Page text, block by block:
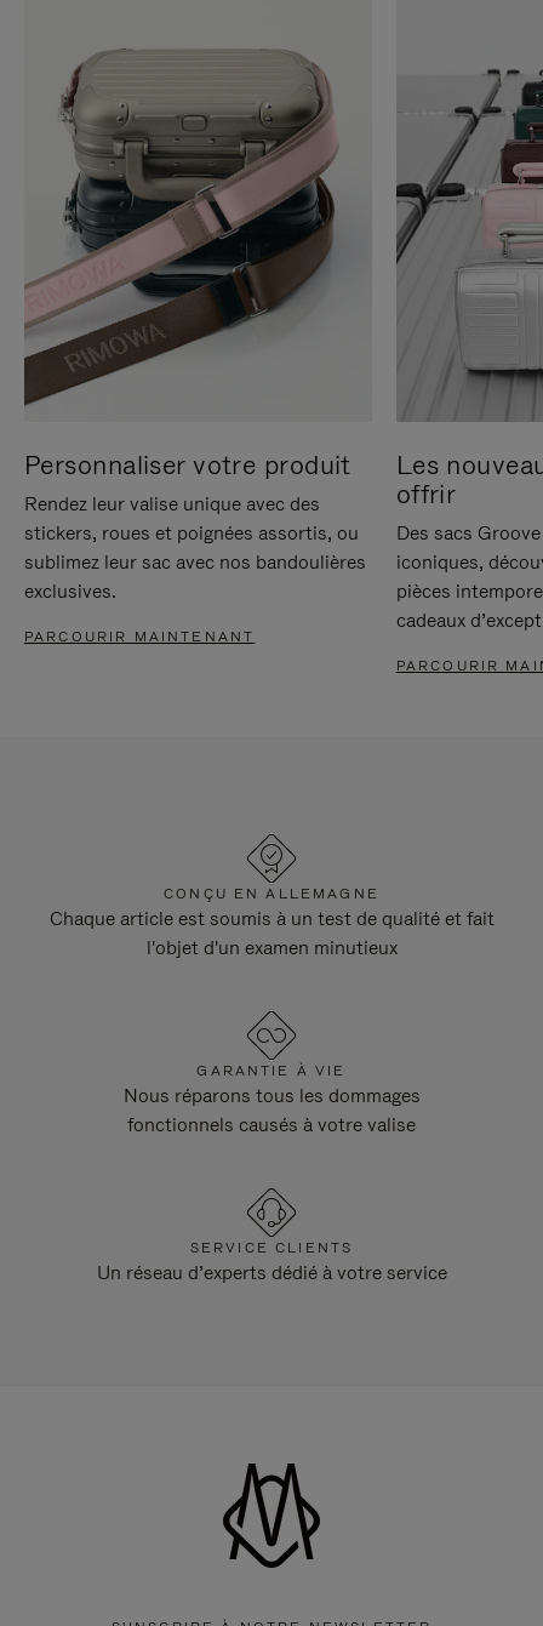
Personnaliser votre produit
Rendez leur valise unique avec des
stickers, roues et poignées assortis, ou
sublimez leur sac avec nos bandoulières
exclusives.
PARCOURIR MAINTENANT
Les
offrir
Des sacs
iconiques,
pièces
cadeaux
PARCOURIR
CONÇU EN ALLEMAGNE
Chaque article est soumis à un test de qualité et fait
l'objet d'un examen minutieux
GARANTIE À VIE
Nous réparons tous les dommages
fonctionnels causés à votre valise
SERVICE CLIENTS
Un réseau d’experts dédié à votre service